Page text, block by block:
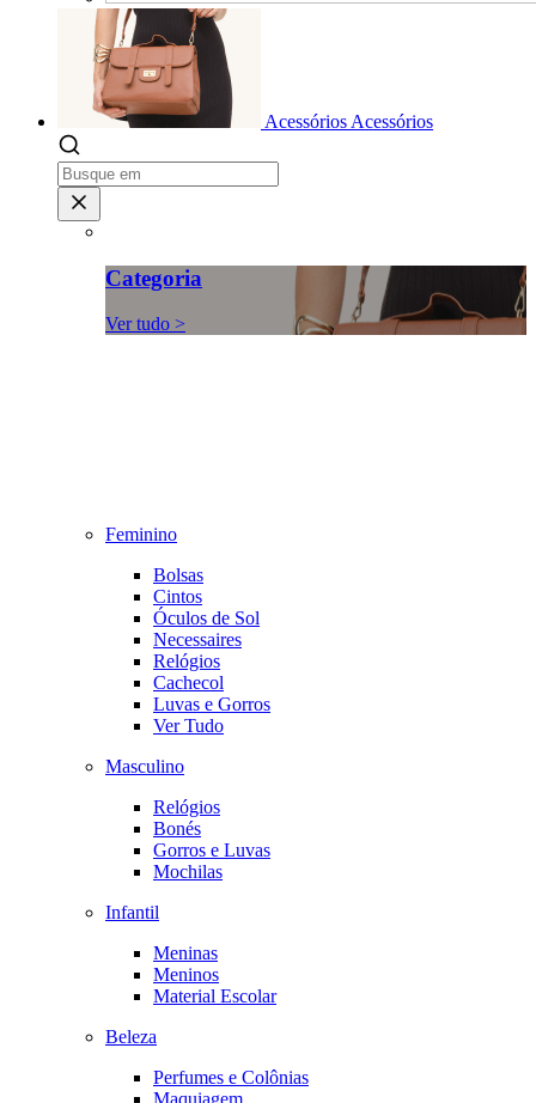
Acessórios Acessórios
Categoria
Ver tudo >
Feminino
Bolsas
Cintos
Óculos de Sol
Necessaires
Relógios
Cachecol
Luvas e Gorros
Ver Tudo
Masculino
Relógios
Bonés
Gorros e Luvas
Mochilas
Infantil
Meninas
Meninos
Material Escolar
Beleza
Perfumes e Colônias
Maquiagem